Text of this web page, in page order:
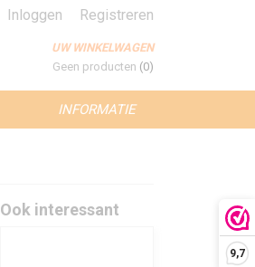
9,7
Inloggen Registreren
UW WINKELWAGEN
Geen producten (0)
INFORMATIE
Ook interessant